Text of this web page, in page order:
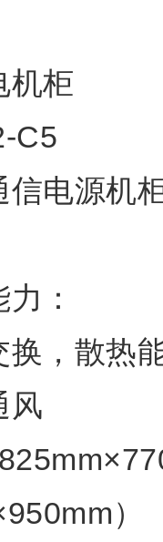
柜
C5
电源机
：
，散热
）